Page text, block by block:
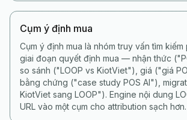
Cụm ý định mua
Cụm ý định mua là nhóm truy vấn tìm kiếm
giai đoạn quyết định mua — nhận thức
so sánh ("LOOP vs KiotViet"), giá ("giá
bằng chứng ("case study POS AI"),
KiotViet sang LOOP"). Engine nội dung
URL vào một cụm cho attribution sạch hơn.